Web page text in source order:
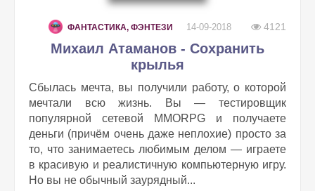
ФАНТАСТИКА, ФЭНТЕЗИ 14-09-2018 4121
Михаил Атаманов - Сохранить
крылья
Сбылась мечта, вы получили работу, о которой
мечтали всю жизнь. Вы — тестировщик
популярной сетевой MMORPG и получаете
деньги (причём очень даже неплохие) просто за
то, что занимаетесь любимым делом — играете
в красивую и реалистичную компьютерную игру.
Но вы не обычный заурядный...